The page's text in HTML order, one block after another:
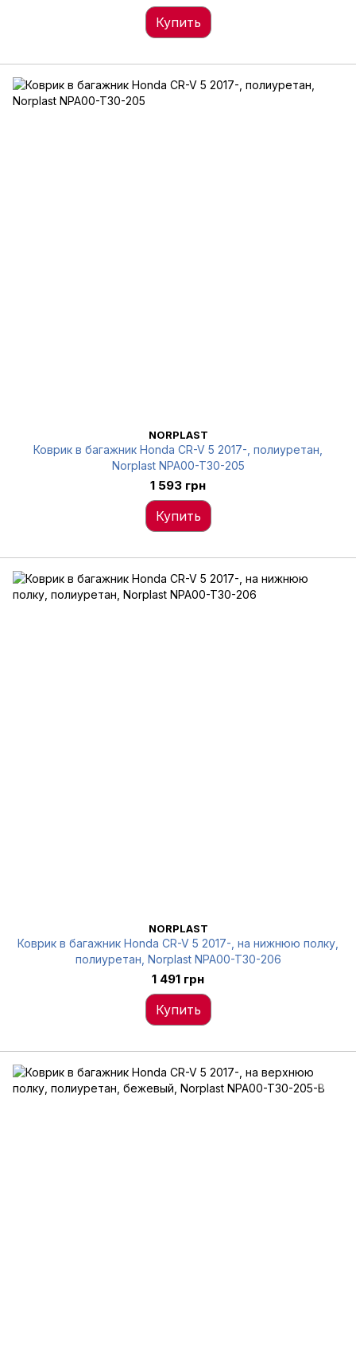
Купить
NORPLAST
Коврик в багажник Honda CR-V 5 2017-, полиуретан,
Norplast NPA00-T30-205
1 593 грн
Купить
NORPLAST
Коврик в багажник Honda CR-V 5 2017-, на нижнюю полку,
полиуретан, Norplast NPA00-T30-206
1 491 грн
Купить